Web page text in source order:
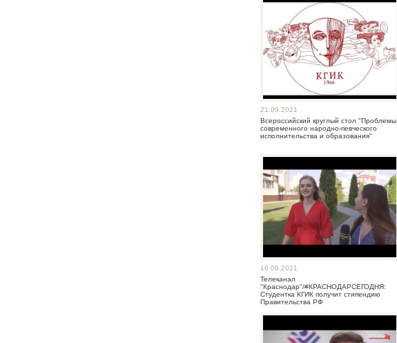
21.09.2021
Всероссийский круглый стол "Проблемы
современного народно-певческого
исполнительства и образования"
16.09.2021
Телеканал
"Краснодар"/#КРАСНОДАРСЕГОДНЯ:
Студентка КГИК получит стипендию
Правительства РФ